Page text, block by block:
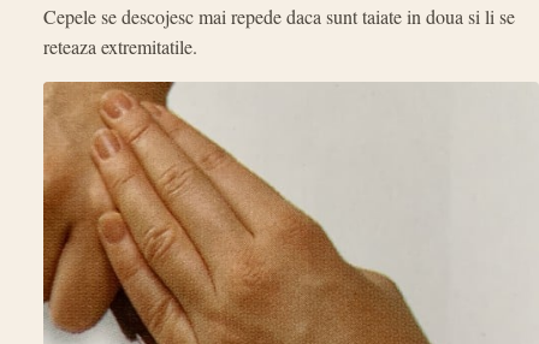
Cepele se descojesc mai repede daca sunt taiate in doua si li se
reteaza extremitatile.